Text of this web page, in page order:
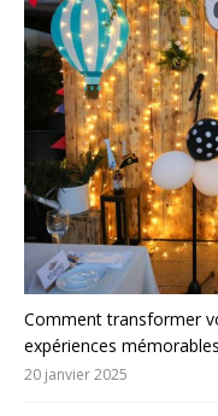
Comment transformer
expériences
20 janvier 2025